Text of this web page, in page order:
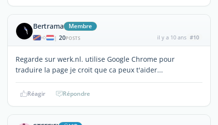
Bertrama Membre
| 20POSTS il y a 10 ans #10
Regarde sur werk.nl. utilise Google Chrome pour
traduire la page je croit que ca peux t'aider...
Réagir Répondre